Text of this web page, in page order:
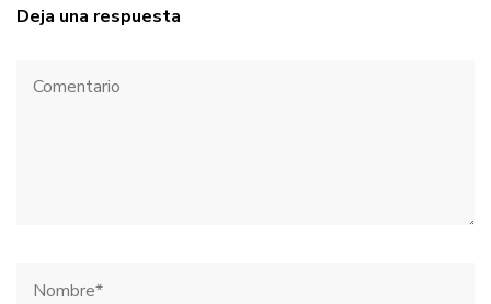
Deja una respuesta